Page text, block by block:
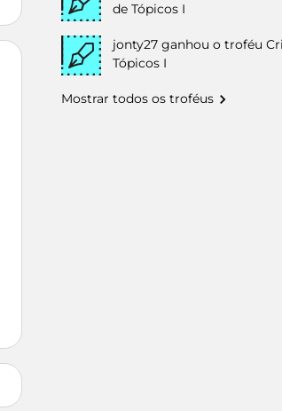
de Tópicos I
jonty27 ganhou o troféu
Tópicos I
Mostrar todos os troféus